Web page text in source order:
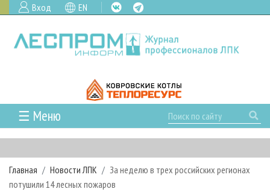
Вход EN
☰ Меню
ГЛАВНАЯ
РУБРИКИ И ТЕМЫ
РУБРИКИ ЖУРНАЛА
НОВОСТИ
Главная Новости ЛПК
За неделю в трех российских регионах
потушили 14 лесных пожаров